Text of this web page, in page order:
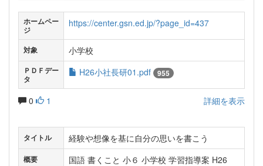
ホームペー
ジ
https://center.gsn.ed.jp/?page_id=437
対象 小学校
ＰＤＦデー
タ
H26小社長研01.pdf 955
0 1 詳細を表示
タイトル 経験や想像を基に自分の思いを書こう
概要 国語 書くこと 小６ 小学校 学習指導案 H26